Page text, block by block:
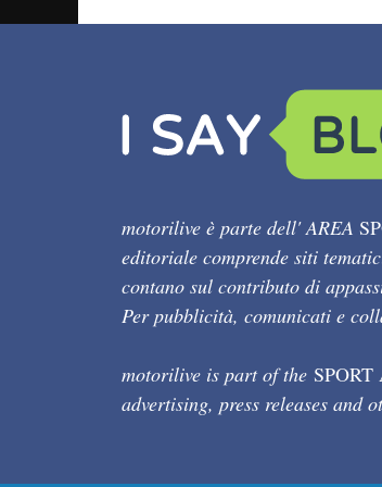
motorilive è parte dell' AREA
editoriale comprende siti
contano sul contributo di
Per pubblicità, comunicati e
motorilive is part of the
advertising, press releases and